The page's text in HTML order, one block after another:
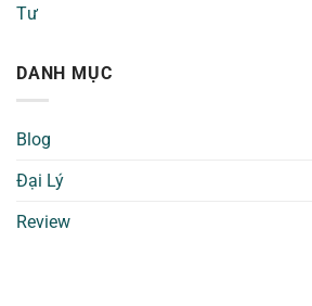
Tư
DANH MỤC
Blog
Đại Lý
Review